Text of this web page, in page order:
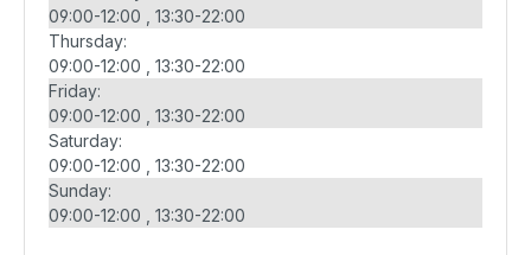
09:00-12:00
13:30-22:00
Thursday:
09:00-12:00
13:30-22:00
Friday:
09:00-12:00
13:30-22:00
Saturday:
09:00-12:00
13:30-22:00
Sunday:
09:00-12:00
13:30-22:00